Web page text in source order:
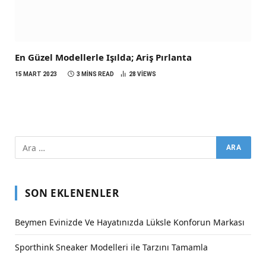
En Güzel Modellerle Işılda; Ariş Pırlanta
15 MART 2023 3 MINS READ 28 VIEWS
SON EKLENENLER
Beymen Evinizde Ve Hayatınızda Lüksle Konforun Markası
Sporthink Sneaker Modelleri ile Tarzını Tamamla